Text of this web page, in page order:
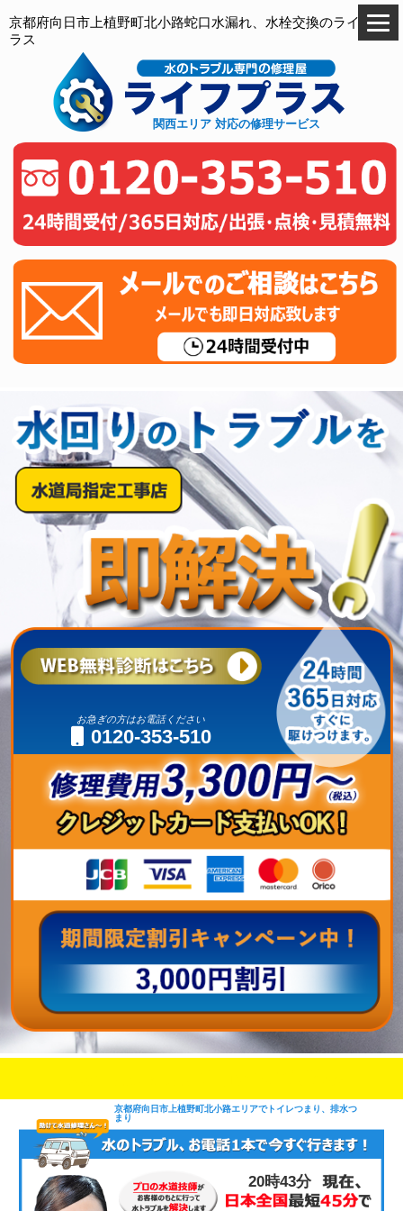
京都府向日市上植野町北小路蛇口水漏れ、水栓交換のライフプ
ラス
関西エリア 対応の修理サービス
お急ぎの方はお電話ください
0120-353-510
京都府向日市上植野町北小路エリアでトイレつまり、排水つ
まり
20時43分